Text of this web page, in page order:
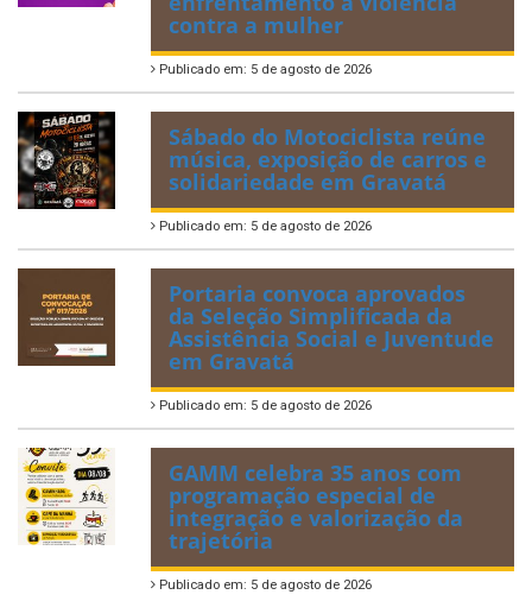
contra a mulher
Publicado em: 5 de agosto de 2026
Sábado do Motociclista reúne
música, exposição de carros e
solidariedade em Gravatá
Publicado em: 5 de agosto de 2026
Portaria convoca aprovados
da Seleção Simplificada da
Assistência Social e Juventude
em Gravatá
Publicado em: 5 de agosto de 2026
GAMM celebra 35 anos com
programação especial de
integração e valorização da
trajetória
Publicado em: 5 de agosto de 2026